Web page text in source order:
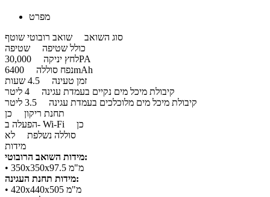
מפרט
סוג השואב שואב רובוטי שוטף
כולל שטיפה שטיפה
לחץ יניקה30,000PA
נפח סוללה6400mAh
זמן טעינה
קיבולת מיכל מים נקיים בעמדת עגינה
קיבולת מיכל מים מלוכלכים בעמדת עגינה
תחנת ריקון כן
הפעלה ב- Wi-Fi
כן
סוללה נשלפת לא
מידות
מידות השואב הרובוטי:
​• 350x350x97.5 מ"מ
מידות תחנת העגינה:
​• 420x440x505 מ"מ